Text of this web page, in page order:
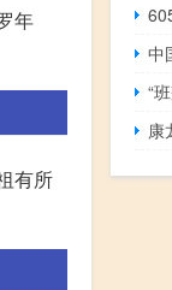
年
有所
中
“
康